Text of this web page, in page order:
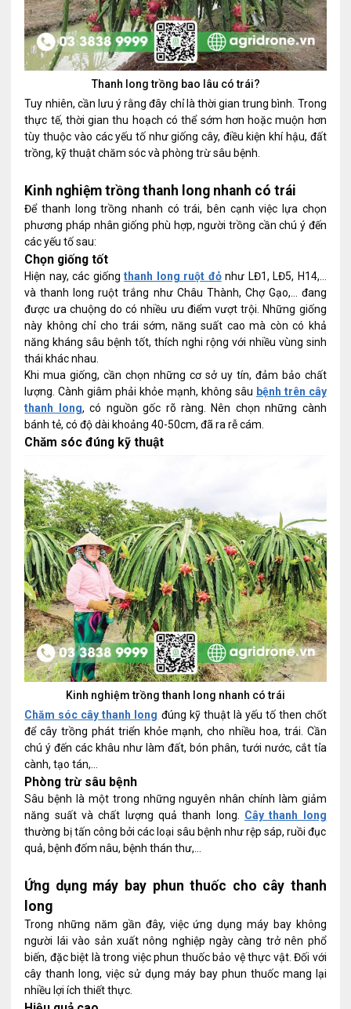
Thanh long trồng bao lâu có trái?
Tuy nhiên, cần lưu ý rằng đây chỉ là thời gian trung bình. Trong
thực tế, thời gian thu hoạch có thể sớm hơn hoặc muộn hơn
tùy thuộc vào các yếu tố như giống cây, điều kiện khí hậu, đất
trồng, kỹ thuật chăm sóc và phòng trừ sâu bệnh.
Kinh nghiệm trồng thanh long nhanh có trái
Để thanh long trồng nhanh có trái, bên cạnh việc lựa chọn
phương pháp nhân giống phù hợp, người trồng cần chú ý đến
các yếu tố sau:
Chọn giống tốt
Hiện nay, các giốngthanh long ruột đỏnhư LĐ1, LĐ5, H14,…
và thanh long ruột trắng như Châu Thành, Chợ Gạo,… đang
được ưa chuộng do có nhiều ưu điểm vượt trội. Những giống
này không chỉ cho trái sớm, năng suất cao mà còn có khả
năng kháng sâu bệnh tốt, thích nghi rộng với nhiều vùng sinh
thái khác nhau.
Khi mua giống, cần chọn những cơ sở uy tín, đảm bảo chất
lượng. Cành giâm phải khỏe mạnh, không sâu bệnh trên cây
thanh long, có nguồn gốc rõ ràng. Nên chọn những cành
bánh tẻ, có độ dài khoảng 40-50cm, đã ra rễ cám.
Chăm sóc đúng kỹ thuật
Kinh nghiệm trồng thanh long nhanh có trái
Chăm sóc cây thanh long đúng kỹ thuật là yếu tố then chốt
để cây trồng phát triển khỏe mạnh, cho nhiều hoa, trái. Cần
chú ý đến các khâu như làm đất, bón phân, tưới nước, cắt tỉa
cành, tạo tán,…
Phòng trừ sâu bệnh
Sâu bệnh là một trong những nguyên nhân chính làm giảm
năng suất và chất lượng quả thanh long. Cây thanh long
thường bị tấn công bởi các loại sâu bệnh như rệp sáp, ruồi đục
quả, bệnh đốm nâu, bệnh thán thư,…
Ứng dụng máy bay phun thuốc cho cây thanh
long
Trong những năm gần đây, việc ứng dụng máy bay không
người lái vào sản xuất nông nghiệp ngày càng trở nên phổ
biến, đặc biệt là trong việc phun thuốc bảo vệ thực vật. Đối với
cây thanh long, việc sử dụng máy bay phun thuốc mang lại
nhiều lợi ích thiết thực.